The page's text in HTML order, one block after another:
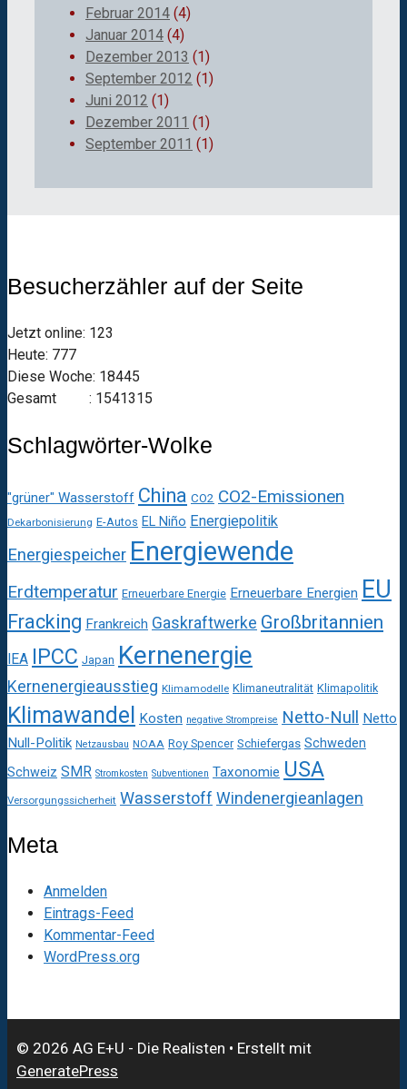
Februar 2014 (4)
Januar 2014 (4)
Dezember 2013 (1)
September 2012 (1)
Juni 2012 (1)
Dezember 2011 (1)
September 2011 (1)
Besucherzähler auf der Seite
Jetzt online: 123
Heute: 777
Diese Woche: 18445
Gesamt : 1541315
Schlagwörter-Wolke
"grüner" Wasserstoff China CO2 CO2-Emissionen
Dekarbonisierung E-Autos EL Niño Energiepolitik
Energiespeicher Energiewende
Erdtemperatur Erneuerbare Energie Erneuerbare Energien EU
Fracking Frankreich Gaskraftwerke Großbritannien
IEA IPCC Japan Kernenergie
Kernenergieausstieg Klimamodelle Klimaneutralität Klimapolitik
Klimawandel Kosten negative Strompreise Netto-Null Netto
Null-Politik Netzausbau NOAA Roy Spencer Schiefergas Schweden
Schweiz SMR Stromkosten Subventionen Taxonomie USA
Versorgungssicherheit Wasserstoff Windenergieanlagen
Meta
Anmelden
Eintrags-Feed
Kommentar-Feed
WordPress.org
© 2026 AG E+U - Die Realisten • Erstellt mit
GeneratePress